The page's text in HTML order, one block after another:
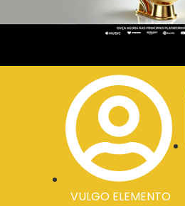
VULGO ELEMENTO